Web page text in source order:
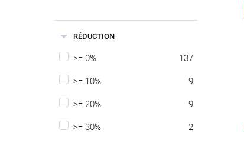
RÉDUCTION
>= 0% 137
>= 10% 9
>= 20% 9
>= 30% 2